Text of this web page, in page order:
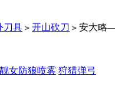
刀具 > 开山砍刀 > 安大略—
靓女防狼喷雾 狩猎弹弓